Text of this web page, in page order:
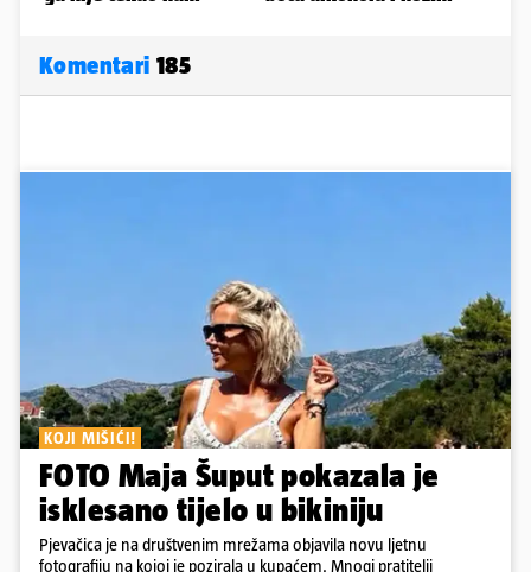
Komentari 185
KOJI MIŠIĆI!
FOTO Maja Šuput pokazala je
isklesano tijelo u bikiniju
Pjevačica je na društvenim mrežama objavila novu ljetnu
fotografiju na kojoj je pozirala u kupaćem. Mnogi pratitelji